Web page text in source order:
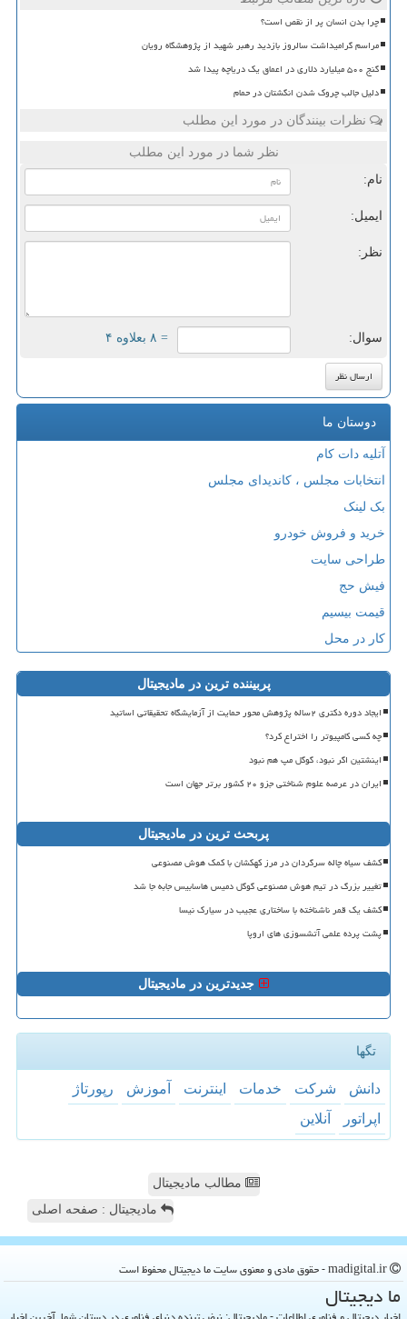
چرا بدن انسان پر از نقص است؟
مراسم گرامیداشت سالروز بازدید رهبر شهید از پژوهشگاه رویان
گنج ۵۰۰ میلیارد دلاری در اعماق یک دریاچه پیدا شد
دلیل جالب چروک شدن انگشتان در حمام
نظرات بینندگان در مورد این مطلب
نظر شما در مورد این مطلب
نام:
ایمیل:
نظر:
سوال: = ۸ بعلاوه ۴
دوستان ما
آتلیه دات کام
انتخابات مجلس ، کاندیدای مجلس
بک لینک
خرید و فروش خودرو
طراحی سایت
فیش حج
قیمت بیسیم
کار در محل
پربیننده ترین در مادیجیتال
ایجاد دوره دکتری ۲ساله پژوهش محور حمایت از آزمایشگاه تحقیقاتی اساتید
چه کسی کامپیوتر را اختراع کرد؟
اینشتین اگر نبود، گوگل مپ هم نبود
ایران در عرصه علوم شناختی جزو ۲۰ کشور برتر جهان است
پربحث ترین در مادیجیتال
کشف سیاه چاله سرگردان در مرز کهکشان با کمک هوش مصنوعی
تغییر بزرگ در تیم هوش مصنوعی گوگل دمیس هاسابیس جابه جا شد
کشف یک قمر ناشناخته با ساختاری عجیب در سیارک نیسا
پشت پرده علمی آتشسوزی های اروپا
جدیدترین در مادیجیتال
تگها
دانش شركت خدمات اینترنت آموزش
رپورتاژ
اپراتور
آنلاین
مطالب مادیجیتال
مادیجیتال : صفحه اصلی
ما دیجیتال